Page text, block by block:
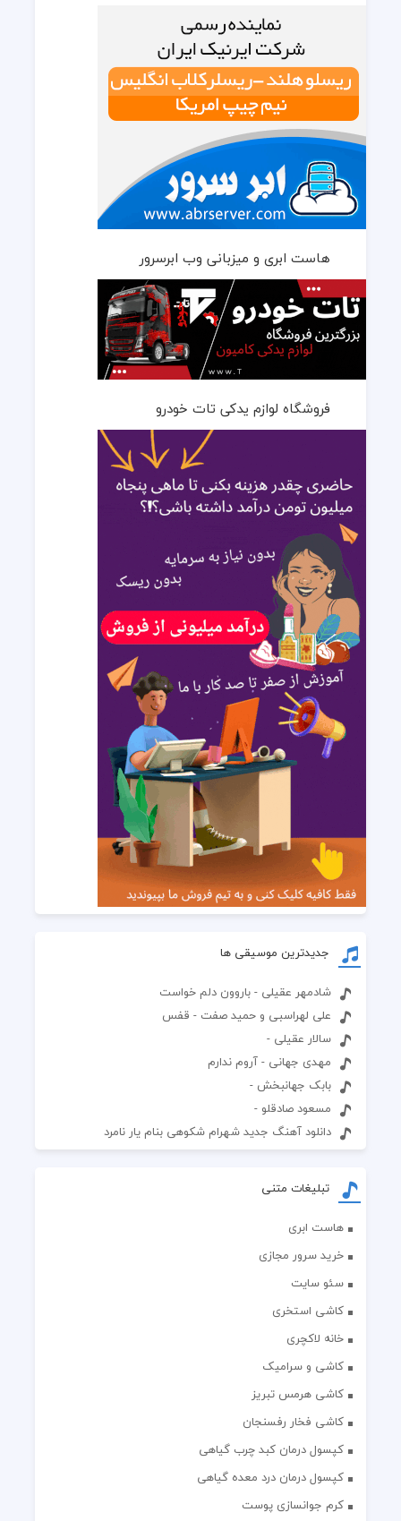
هاست ابری و میزبانی وب ابرسرور
فروشگاه لوازم یدکی تات خودرو
جدیدترین موسیقی ها
شادمهر عقیلی - باروون دلم خواست
علی لهراسبی و حمید صفت - قفس
سالار عقیلی -
مهدی جهانی - آروم ندارم
بابک جهانبخش -
مسعود صادقلو -
دانلود آهنگ جدید شهرام شکوهی بنام یار نامرد
تبلیغات متنی
هاست ابری
خرید سرور مجازی
سئو سایت
کاشی استخری
خانه لاکچری
کاشی و سرامیک
کاشی هرمس تبریز
کاشی فخار رفسنجان
کپسول درمان کبد چرب گیاهی
کپسول درمان درد معده گیاهی
کرم جوانسازی پوست